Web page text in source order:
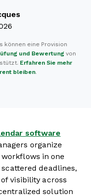
können eine Provision
und Bewertung von
Erfahren Sie mehr
bleiben.
software
organize
in one
deadlines,
visibility across
solution